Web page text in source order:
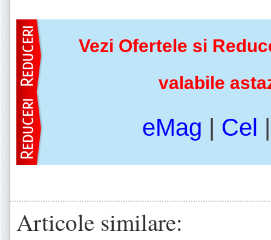
Vezi Ofertele si
valabile
eMag | Cel
Articole similare: